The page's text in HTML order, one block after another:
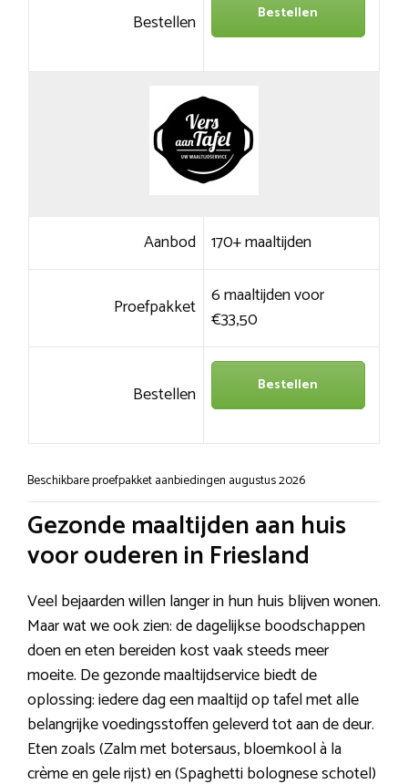
Bestellen Bestellen
Aanbod 170+ maaltijden
Proefpakket 6 maaltijden voor
€33,50
Bestellen Bestellen
Beschikbare proefpakket aanbiedingen augustus 2026
Gezonde maaltijden aan huis
voor ouderen in Friesland
Veel bejaarden willen langer in hun huis blijven wonen.
Maar wat we ook zien: de dagelijkse boodschappen
doen en eten bereiden kost vaak steeds meer
moeite. De gezonde maaltijdservice biedt de
oplossing: iedere dag een maaltijd op tafel met alle
belangrijke voedingsstoffen geleverd tot aan de deur.
Eten zoals (Zalm met botersaus, bloemkool à la
crème en gele rijst) en (Spaghetti bolognese schotel)